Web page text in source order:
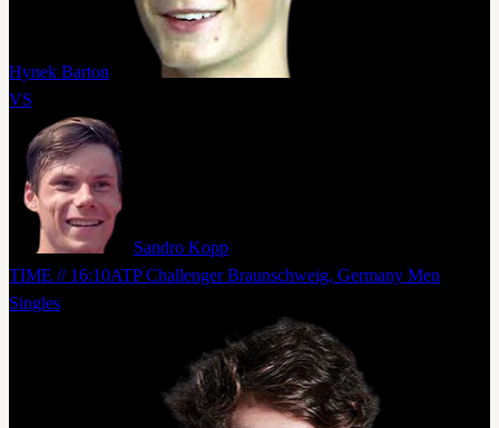
Hynek Barton
VS
Sandro Kopp
TIME // 16:10ATP Challenger Braunschweig, Germany Men
Singles